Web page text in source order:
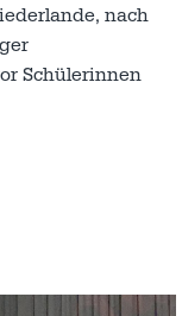
nach
Schülerinnen